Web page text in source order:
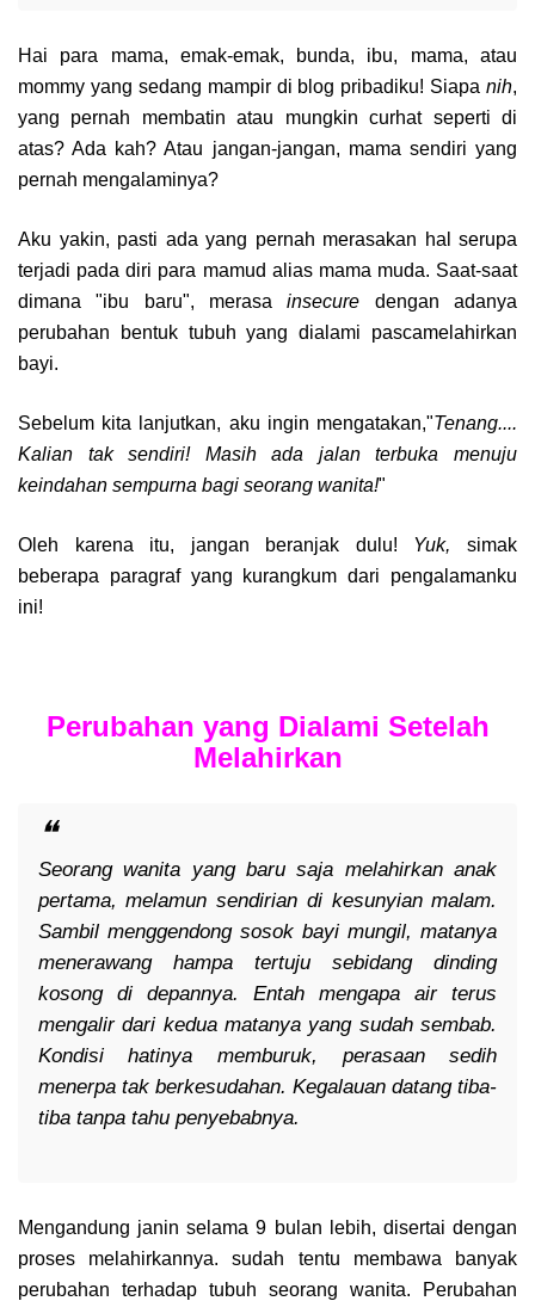
Hai para mama, emak-emak, bunda, ibu, mama, atau
mommy yang sedang mampir di blog pribadiku! Siapa nih,
yang pernah membatin atau mungkin curhat seperti di
atas? Ada kah? Atau jangan-jangan, mama sendiri yang
pernah mengalaminya?
Aku yakin, pasti ada yang pernah merasakan hal serupa
terjadi pada diri para mamud alias mama muda. Saat-saat
dimana "ibu baru", merasainsecure dengan adanya
perubahan bentuk tubuh yang dialami pascamelahirkan
bayi.
Sebelum kita lanjutkan, aku ingin mengatakan,"Tenang....
Kalian tak sendiri! Masih ada jalan terbuka menuju
keindahan sempurna bagi seorang wanita!"
Oleh karena itu, jangan beranjak dulu! Yuk,simak
beberapa paragraf yang kurangkum dari pengalamanku
ini!
Perubahan yang Dialami Setelah
Melahirkan
Seorang wanita yang baru saja melahirkan anak
pertama, melamun sendirian di kesunyian malam.
Sambil menggendong sosok bayi mungil, matanya
menerawang hampa tertuju sebidang dinding
kosong di depannya. Entah mengapa air terus
mengalir dari kedua matanya yang sudah sembab.
Kondisi hatinya memburuk, perasaan sedih
menerpa tak berkesudahan. Kegalauan datang tiba-
tiba tanpa tahu penyebabnya.
Mengandung janin selama 9 bulan lebih, disertai dengan
proses melahirkannya. sudah tentu membawa banyak
perubahan terhadap tubuh seorang wanita. Perubahan